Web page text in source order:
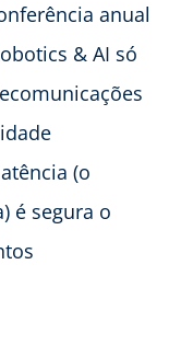
anual
& AI só
(o
é segura o